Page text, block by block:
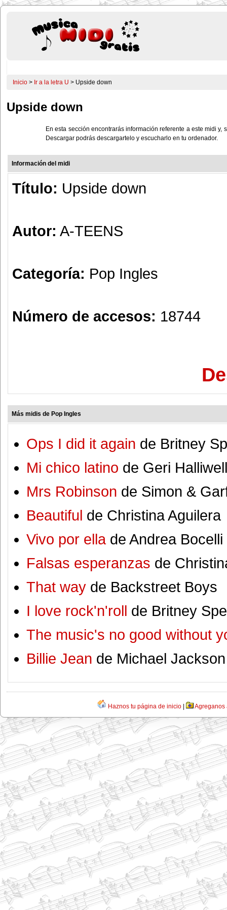
Inicio > Ir a la letra U > Upside down
Upside down
En esta sección encontrarás información referente a este midi
Descargar podrás descargartelo y escucharlo en tu ordenador.
Información del midi
Título: Upside down
Autor: A-TEENS
Categoría: Pop Ingles
Número de accesos: 18744
Más midis de Pop Ingles
Ops I did it again de Britney
Mi chico latino de Geri Halliwell
Mrs Robinson de Simon &
Beautiful de Christina Aguilera
Vivo por ellade Andrea
Falsas esperanzas de
That way de Backstreet Boys
I love rock'n'roll de Britney
The music's no good without
Billie Jean de Michael Jackson
Haznos tu página de inicio Agreganos